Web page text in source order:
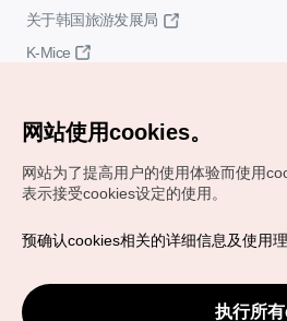
关于韩国旅游发展局
K-Mice
Copyrights (c) 韩国旅游发展局版
VISITKOREA官方邮箱
chnsim@knto.or.kr
网站使用cookies。
网站为了提高用户的使用体验而使用
表示接受cookies设定的使用。
预确认cookies相关的详细信息及使用
执行所